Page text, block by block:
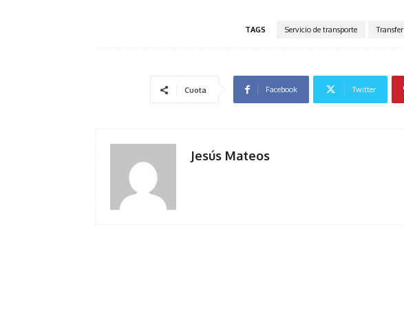
TAGS Servicio de transporte Transfer
Cuota Facebook Twitter
Jesús Mateos